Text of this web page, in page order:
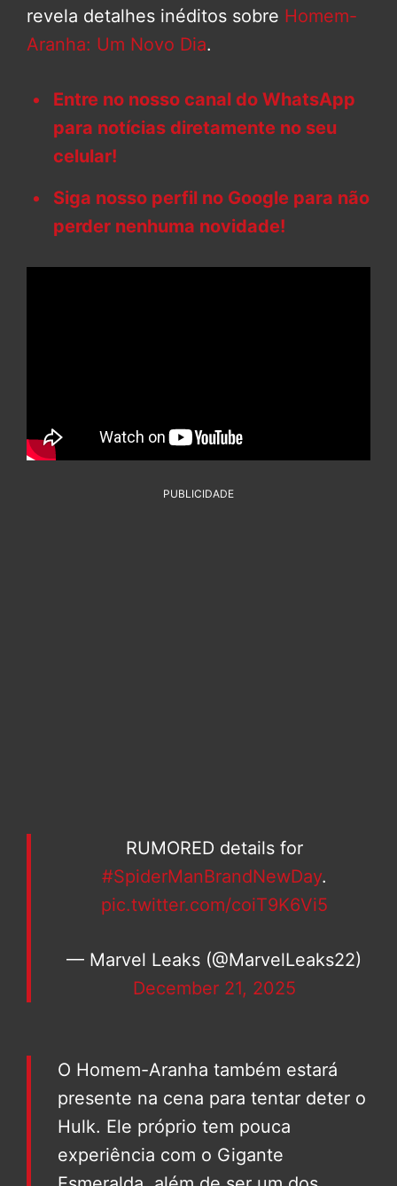
revela detalhes inéditos sobre Homem-
Aranha: Um Novo Dia.
Entre no nosso canal do WhatsApp
para notícias diretamente no seu
celular!
Siga nosso perfil no Google para não
perder nenhuma novidade!
PUBLICIDADE
RUMORED details for
#SpiderManBrandNewDay.
pic.twitter.com/coiT9K6Vi5
— Marvel Leaks (@MarvelLeaks22)
December 21, 2025
O Homem-Aranha também estará
presente na cena para tentar deter o
Hulk. Ele próprio tem pouca
experiência com o Gigante